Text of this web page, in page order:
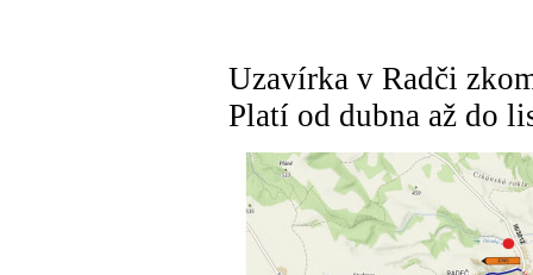
Uzavírka v Radči
Platí od dubna až do